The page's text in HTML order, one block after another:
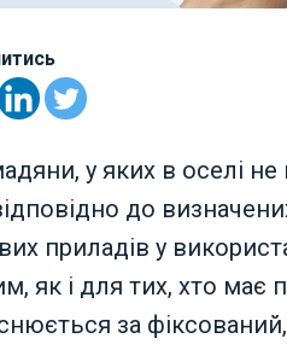
у яких в оселі
до
приладів у
як і для тих, хто має
за